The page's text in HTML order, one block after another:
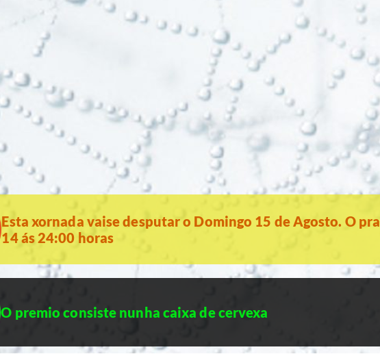
Esta xornada vaise desputar o Domingo 15 de Agosto. O
14 ás 24:00 horas
O premio consiste nunha caixa de cervexa